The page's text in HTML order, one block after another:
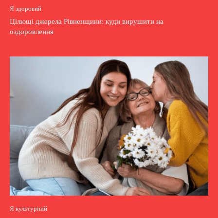
Я здоровий
Цілющі джерела Рівненщини: куди вирушити на
оздоровлення
Я культурний